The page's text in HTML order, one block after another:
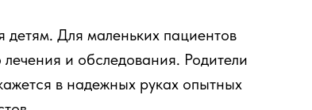
Для маленьких пациентов
и обследования. Родители
в надежных руках опытных